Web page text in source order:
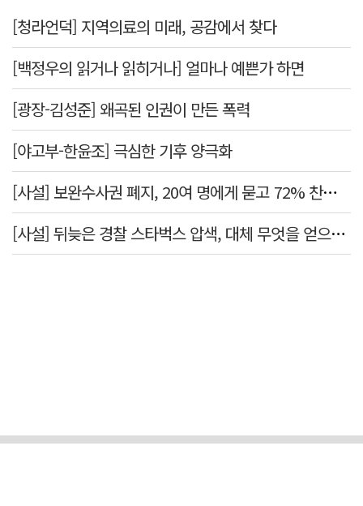
[청라언덕] 지역의료의 미래, 공감에서 찾다
[백정우의 읽거나 읽히거나] 얼마나 예쁜가 하면
[광장-김성준] 왜곡된 인권이 만든 폭력
[야고부-한윤조] 극심한 기후 양극화
[사설] 보완수사권 폐지, 20여 명에게 묻고 72% 찬성했다고 밀어붙였다니
[사설] 뒤늦은 경찰 스타벅스 압색, 대체 무엇을 얻으려는 것인가